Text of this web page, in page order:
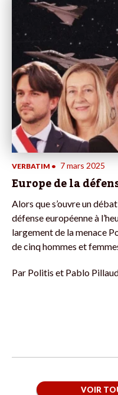
VERBATIM • 7 mars 2025
Europe de la
Alors que s’ouvre un
défense européenne à
largement de la menace
de cinq hommes et
Par Politis et Pablo
VOIR